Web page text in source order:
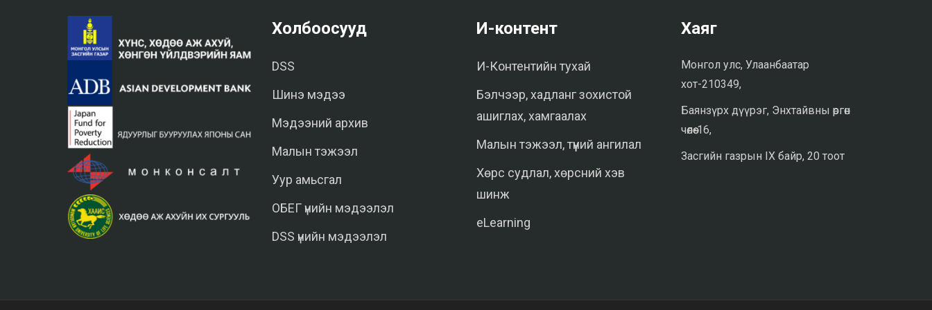
Холбоосууд
DSS
Шинэ мэдээ
Мэдээний архив
Малын тэжээл
Уур амьсгал
ОБЕГ үнийн мэдээлэл
DSS үнийн мэдээлэл
И-контент
И-Контентийн тухай
Бэлчээр, хадланг зохистой
ашиглах, хамгаалах
Малын тэжээл, түүний ангилал
Хөрс судлал, хөрсний хэв
шинж
eLearning
Хаяг
Монгол улс, Улаанбаатар
хот-210349,
Баянзүрх дүүрэг, Энхтайвны өргөн
чөлөө-16,
Засгийн газрын IX байр, 20 тоот